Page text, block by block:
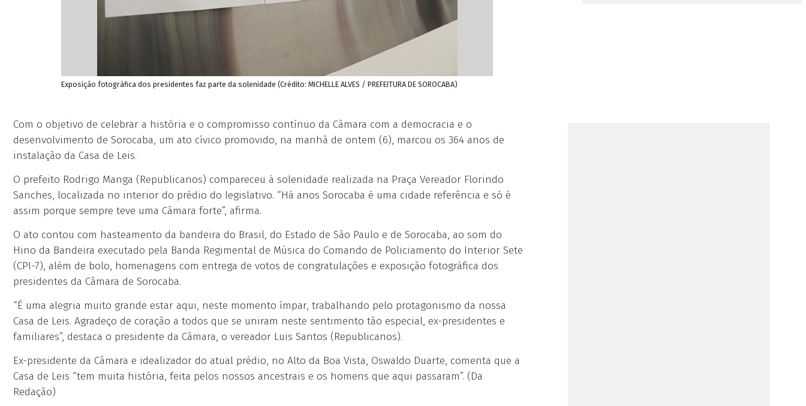
Exposição fotográfica dos presidentes faz parte da solenidade (Crédito: MICHELLE ALVES / PREFEITURA DE SOROCABA)
Com o objetivo de celebrar a história e o compromisso contínuo da Câmara com a democracia e o
desenvolvimento de Sorocaba, um ato cívico promovido, na manhã de ontem (6), marcou os 364 anos de
instalação da Casa de Leis.
O prefeito Rodrigo Manga (Republicanos) compareceu à solenidade realizada na Praça Vereador Florindo
Sanches, localizada no interior do prédio do legislativo. “Há anos Sorocaba é uma cidade referência e só é
assim porque sempre teve uma Câmara forte”, afirma.
O ato contou com hasteamento da bandeira do Brasil, do Estado de São Paulo e de Sorocaba, ao som do
Hino da Bandeira executado pela Banda Regimental de Música do Comando de Policiamento do Interior Sete
(CPI-7), além de bolo, homenagens com entrega de votos de congratulações e exposição fotográfica dos
presidentes da Câmara de Sorocaba.
“É uma alegria muito grande estar aqui, neste momento ímpar, trabalhando pelo protagonismo da nossa
Casa de Leis. Agradeço de coração a todos que se uniram neste sentimento tão especial, ex-presidentes e
familiares”, destaca o presidente da Câmara, o vereador Luis Santos (Republicanos).
Ex-presidente da Câmara e idealizador do atual prédio, no Alto da Boa Vista, Oswaldo Duarte, comenta que a
Casa de Leis “tem muita história, feita pelos nossos ancestrais e os homens que aqui passaram”. (Da
Redação)